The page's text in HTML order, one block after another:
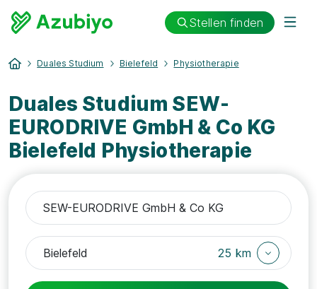
Stellen finden
Duales Studium Bielefeld Physiotherapie
Duales Studium SEW-
EURODRIVE GmbH & Co KG
Bielefeld Physiotherapie
25 km